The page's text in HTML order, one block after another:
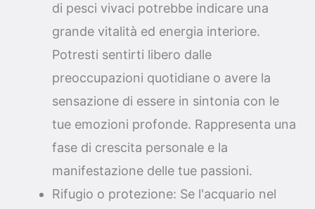
di pesci vivaci potrebbe indicare una
grande vitalità ed energia interiore.
Potresti sentirti libero dalle
preoccupazioni quotidiane o avere la
sensazione di essere in sintonia con le
tue emozioni profonde. Rappresenta una
fase di crescita personale e la
manifestazione delle tue passioni.
Rifugio o protezione: Se l'acquario nel